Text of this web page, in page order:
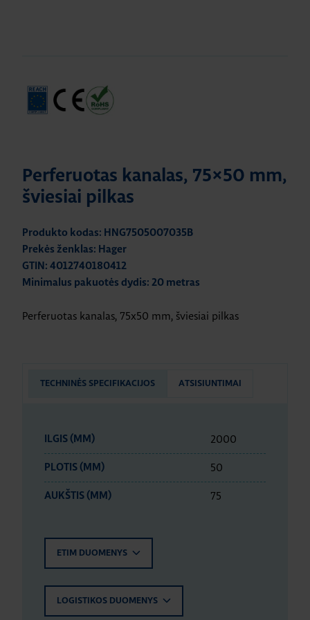
Perferuotas kanalas, 75×50 mm,
šviesiai pilkas
Produkto kodas: HNG7505007035B
Prekės ženklas: Hager
GTIN: 4012740180412
Minimalus pakuotės dydis: 20 metras
Perferuotas kanalas, 75x50 mm, šviesiai pilkas
TECHNINĖS SPECIFIKACIJOS ATSISIUNTIMAI
ILGIS (MM) 2000
PLOTIS (MM) 50
AUKŠTIS (MM) 75
ETIM DUOMENYS
LOGISTIKOS DUOMENYS